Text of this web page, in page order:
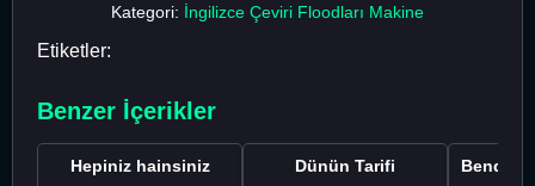
Kategori: İngilizce Çeviri Floodları Makine
Etiketler:
Benzer İçerikler
Hepiniz hainsiniz Dünün Tarifi